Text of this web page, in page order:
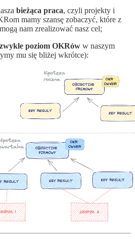
bieżąca praca, czyli projekty i
mamy szansę zobaczyć, które z
nam zrealizować nasz cel;
poziom OKRów w naszym
mu się bliżej wkrótce):